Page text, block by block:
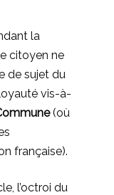
la
citoyen ne
de sujet du
vis-à-
(où
française).
l’octroi du